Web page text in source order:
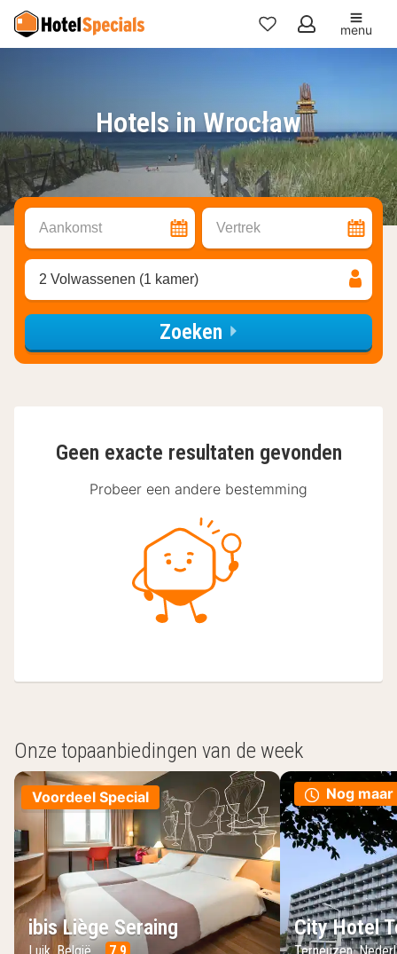
Mijn
menu
Hotels in Wrocław
Aankomst Vertrek
2 Volwassenen (1 kamer)
Zoeken
Geen exacte resultaten gevonden
Probeer een andere bestemming
Onze topaanbiedingen van de week
Voordeel Special
ibis Liège Seraing
Nog
City Hotel